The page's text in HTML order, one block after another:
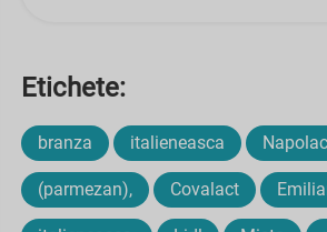
Etichete:
branza italieneasca
(parmezan), Covalact